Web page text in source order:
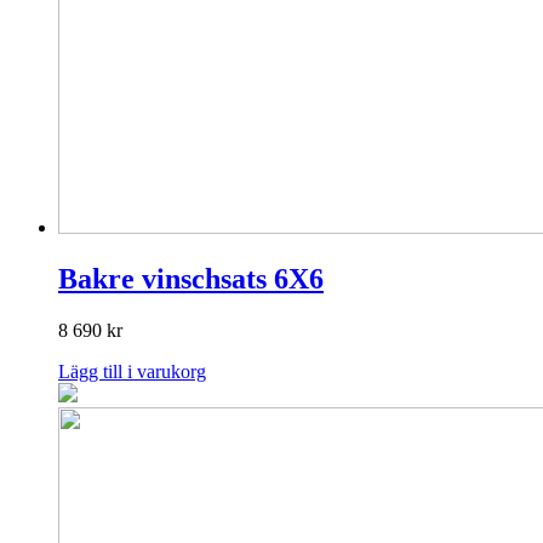
Bakre vinschsats 6X6
8 690 kr
Lägg till i varukorg